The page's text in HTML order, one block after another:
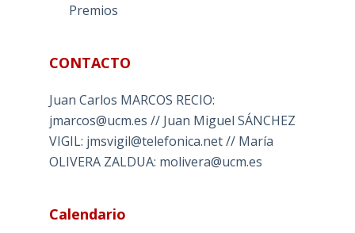
Premios
CONTACTO
Juan Carlos MARCOS RECIO:
jmarcos@ucm.es // Juan Miguel SÁNCHEZ
VIGIL: jmsvigil@telefonica.net // María
OLIVERA ZALDUA: molivera@ucm.es
Calendario